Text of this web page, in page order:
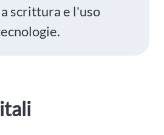
scrittura e l'uso